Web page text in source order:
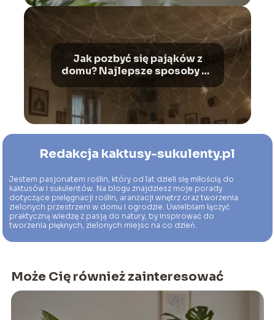
Jak pozbyć się pająków z
domu? Najlepsze sposoby na
Redakcja kaktusy-sukulenty.pl
Jestem pasjonatem roślin, który od lat dzieli się miłością do
kaktusów i sukulentów. Na blogu znajdziesz moje porady
dotyczące pielęgnacji roślin, aranżacji wnętrz oraz tworzenia
zielonych przestrzeni w domu i ogrodzie. Uwielbiam łączyć
praktyczną wiedzę z pasją do natury, by inspirować do
tworzenia pięknych, zielonych miejsc na co dzień.
Może Cię również zainteresować